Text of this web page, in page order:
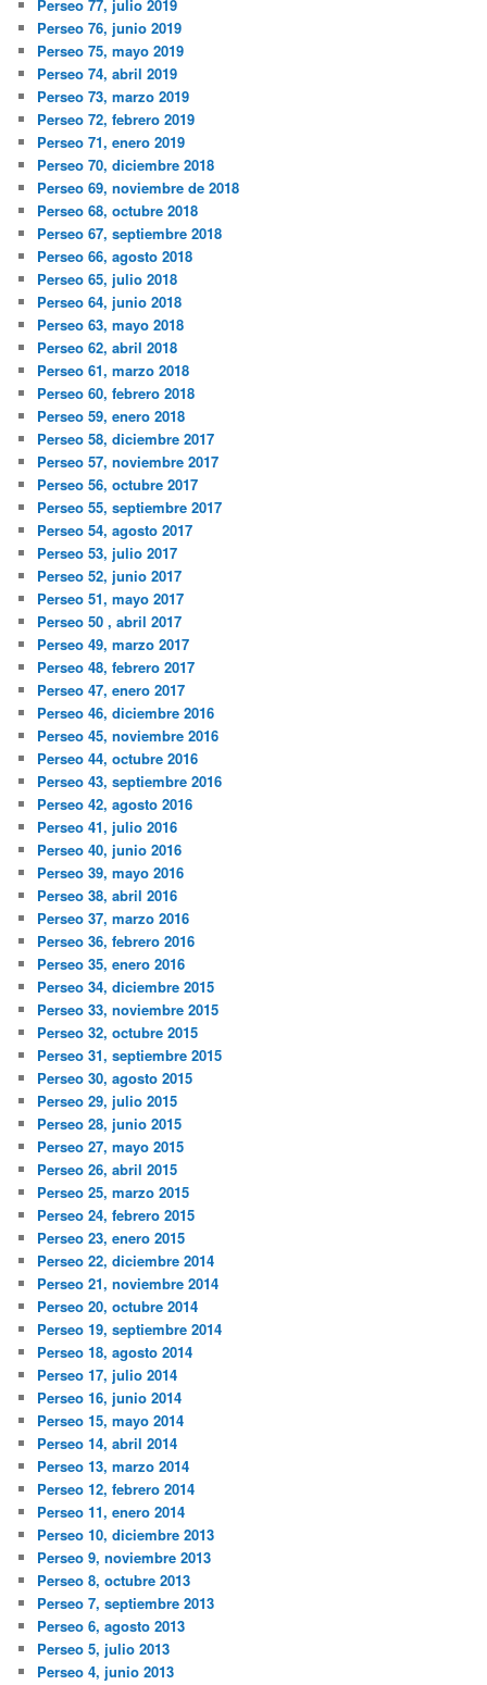
Perseo 77, julio 2019
Perseo 76, junio 2019
Perseo 75, mayo 2019
Perseo 74, abril 2019
Perseo 73, marzo 2019
Perseo 72, febrero 2019
Perseo 71, enero 2019
Perseo 70, diciembre 2018
Perseo 69, noviembre de 2018
Perseo 68, octubre 2018
Perseo 67, septiembre 2018
Perseo 66, agosto 2018
Perseo 65, julio 2018
Perseo 64, junio 2018
Perseo 63, mayo 2018
Perseo 62, abril 2018
Perseo 61, marzo 2018
Perseo 60, febrero 2018
Perseo 59, enero 2018
Perseo 58, diciembre 2017
Perseo 57, noviembre 2017
Perseo 56, octubre 2017
Perseo 55, septiembre 2017
Perseo 54, agosto 2017
Perseo 53, julio 2017
Perseo 52, junio 2017
Perseo 51, mayo 2017
Perseo 50 , abril 2017
Perseo 49, marzo 2017
Perseo 48, febrero 2017
Perseo 47, enero 2017
Perseo 46, diciembre 2016
Perseo 45, noviembre 2016
Perseo 44, octubre 2016
Perseo 43, septiembre 2016
Perseo 42, agosto 2016
Perseo 41, julio 2016
Perseo 40, junio 2016
Perseo 39, mayo 2016
Perseo 38, abril 2016
Perseo 37, marzo 2016
Perseo 36, febrero 2016
Perseo 35, enero 2016
Perseo 34, diciembre 2015
Perseo 33, noviembre 2015
Perseo 32, octubre 2015
Perseo 31, septiembre 2015
Perseo 30, agosto 2015
Perseo 29, julio 2015
Perseo 28, junio 2015
Perseo 27, mayo 2015
Perseo 26, abril 2015
Perseo 25, marzo 2015
Perseo 24, febrero 2015
Perseo 23, enero 2015
Perseo 22, diciembre 2014
Perseo 21, noviembre 2014
Perseo 20, octubre 2014
Perseo 19, septiembre 2014
Perseo 18, agosto 2014
Perseo 17, julio 2014
Perseo 16, junio 2014
Perseo 15, mayo 2014
Perseo 14, abril 2014
Perseo 13, marzo 2014
Perseo 12, febrero 2014
Perseo 11, enero 2014
Perseo 10, diciembre 2013
Perseo 9, noviembre 2013
Perseo 8, octubre 2013
Perseo 7, septiembre 2013
Perseo 6, agosto 2013
Perseo 5, julio 2013
Perseo 4, junio 2013